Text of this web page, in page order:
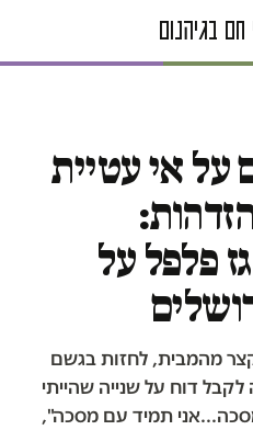
על אי עטיית
פלפל על
מהמבית, לחזות בגשם
דוח על שנייה שהייתי
תמיד עם מסכה",